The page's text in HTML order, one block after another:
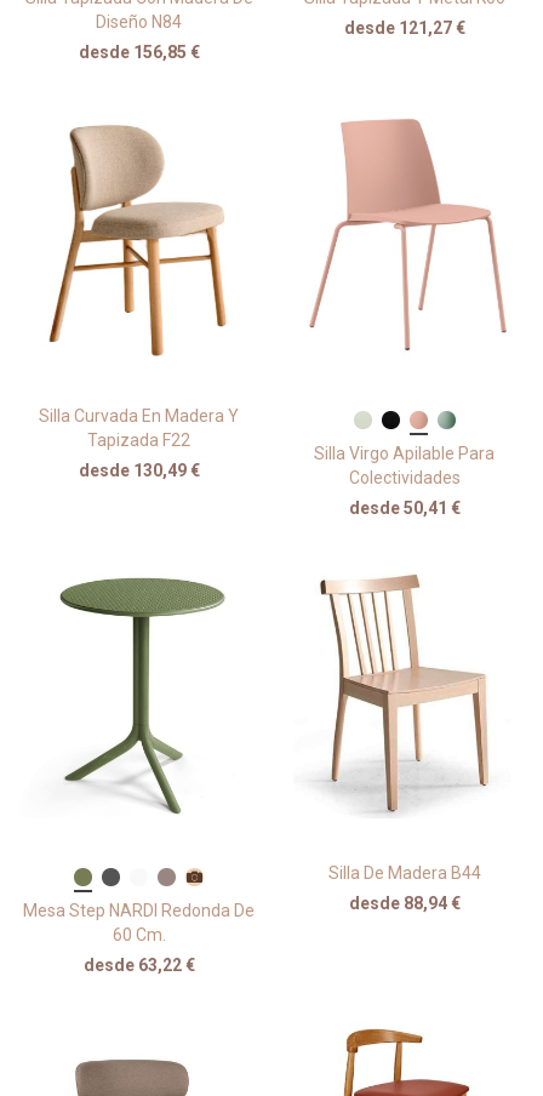
Diseño N84
desde 156,85 €
desde 121,27 €
Silla Curvada En Madera Y
Tapizada F22
desde 130,49 €
Silla Virgo Apilable Para
Colectividades
desde 50,41 €
Mesa Step NARDI Redonda De
60 Cm.
desde 63,22 €
Silla De Madera B44
desde 88,94 €